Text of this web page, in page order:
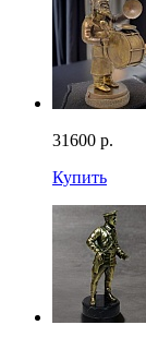
31600 р.
Купить